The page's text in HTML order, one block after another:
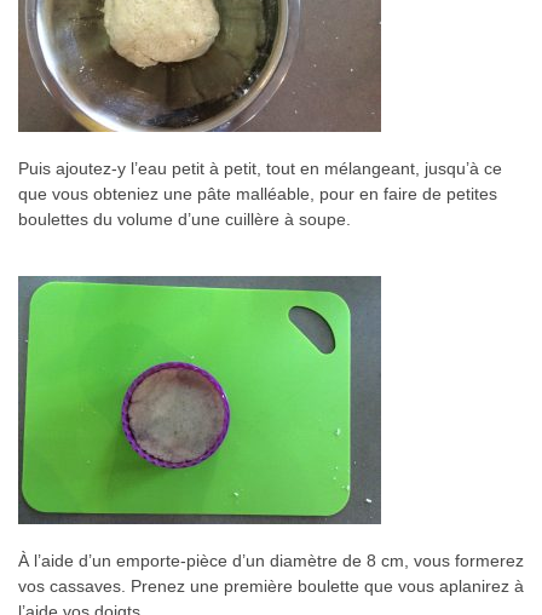
Puis ajoutez-y l’eau petit à petit, tout en mélangeant, jusqu’à ce
que vous obteniez une pâte malléable, pour en faire de petites
boulettes du volume d’une cuillère à soupe.
À l’aide d’un emporte-pièce d’un diamètre de 8 cm, vous formerez
vos cassaves. Prenez une première boulette que vous aplanirez à